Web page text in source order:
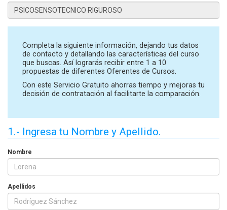
Completa la siguiente información, dejando tus datos
de contacto y detallando las características del curso
que buscas. Así lograrás recibir entre 1 a 10
propuestas de diferentes Oferentes de Cursos.
Con este Servicio Gratuito ahorras tiempo y mejoras tu
decisión de contratación al facilitarte la comparación.
1.- Ingresa tu Nombre y Apellido.
Nombre
Apellidos